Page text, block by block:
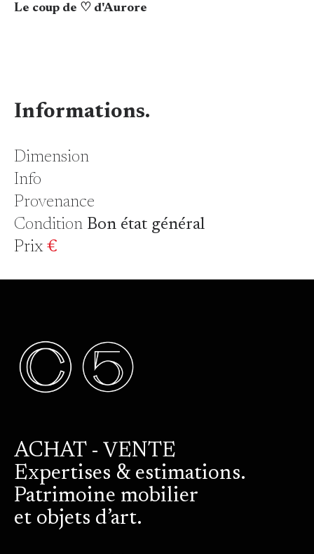
Le coup de ♡ d'Aurore
Informations.
Dimension
Info
Provenance
Condition Bon état général
Prix€
ACHAT - VENTE
Expertises & estimations.
Patrimoine mobilier
et objets d’art.